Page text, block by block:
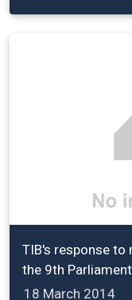
TIB's response to
the 9th
18 March 2014